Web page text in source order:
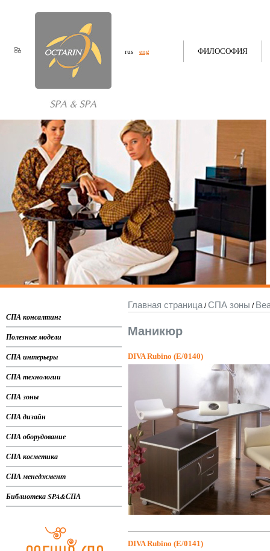
rus eng ФИЛОСОФИЯ
СПА консалтинг
Полезные модели
СПА интерьеры
СПА технологии
СПА зоны
СПА дизайн
СПА оборудование
СПА косметика
СПА менеджмент
Библиотека SPA&СПА
Главная страница/СПА зоны /
Маникюр
DIVA Rubino (E/0140)
DIVA Rubino (E/0141)